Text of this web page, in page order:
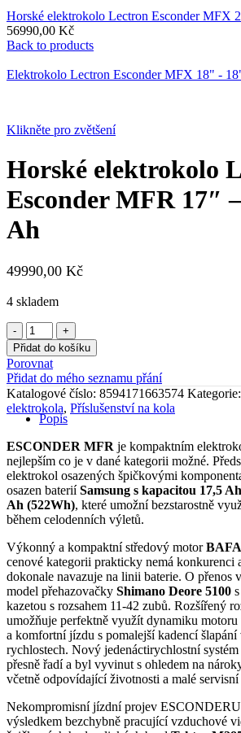
Horské elektrokolo Lectron Esconder MFX
56990,00 Kč
Back to products
Elektrokolo Lectron Esconder MFX 18" -
Klikněte pro zvětšení
Horské elektrokolo
Esconder MFR 17″
Ah
49990,00 Kč
4 skladem
Horské
elektrokolo
Lectron
Esconder
MFR
17"
-
/
14,5
Ah
množství
Přidat do košíku
Porovnat
Přidat do mého seznamu přání
Katalogové číslo: 8594171663574 Kategorie:
elektrokola, Příslušenství na kola
Popis
ESCONDER MFR je kompaktním
nejlepším co je v dané kategorii možné.
elektrokol osazených špičkovými
osazen bateriíSamsung s kapacitou 17,5
Ah (522Wh), které umožní bezstarostně
během celodenních výletů.
Výkonný a kompaktní středový motor
cenové kategorii prakticky nemá konkurenci
dokonale navazuje na linii baterie. O přenos
model přehazovačky Shimano Deore 5100
kazetou s rozsahem 11-42 zubů. Rozšířený
umožňuje perfektně využít dynamiku
a komfortní jízdu s pomalejší kadencí šlapání
rychlostech. Nový jedenáctirychlostní
přesně řadí a byl vyvinut s ohledem na
včetně odpovídající životnosti a malé servisní
Nekompromisní jízdní projev
výsledkem bezchybně pracující vzduchové